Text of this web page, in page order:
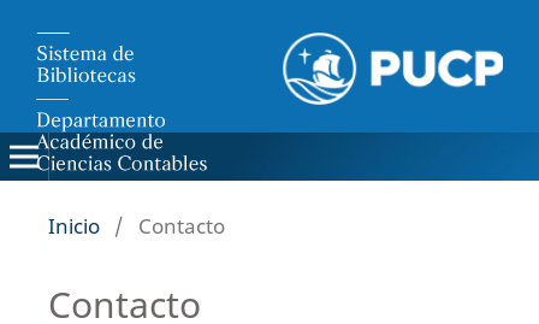
Inicio / Contacto
Contacto